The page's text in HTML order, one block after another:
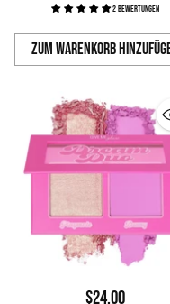
DREAM DUO PALETTE
2 Bewertungen
Zum Warenkorb
Anzahl
$24.00